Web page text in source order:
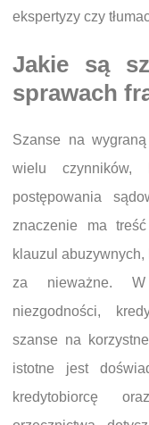
ekspertyzy czy
Jakie są
sprawach
Szanse na
wielu
postępowania
znaczenie ma
klauzul
za nieważne. W
niezgodności,
szanse na
istotne jest
kredytobiorcę